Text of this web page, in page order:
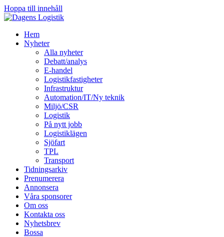
Hoppa till innehåll
Hem
Nyheter
Alla nyheter
Debatt/analys
E-handel
Logistikfastigheter
Infrastruktur
Automation/IT/Ny teknik
Miljö/CSR
Logistik
På nytt jobb
Logistiklägen
Sjöfart
TPL
Transport
Tidningsarkiv
Prenumerera
Annonsera
Våra sponsorer
Om oss
Kontakta oss
Nyhetsbrev
Bossa